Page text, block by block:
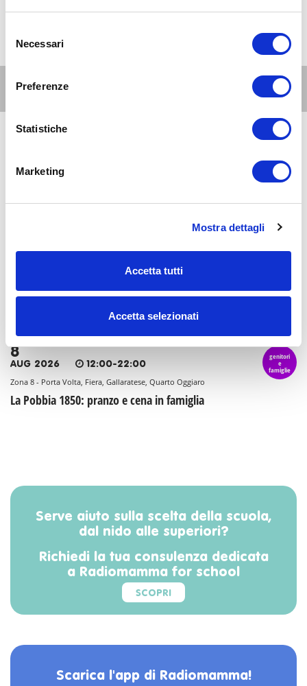
delNecessari
Preferenze
Statistiche
Marketing
Mostra dettagli
Accetta tutti
Accetta selezionati
Altri eventi per questa età
Zona 1 - Centro storico
famiglia
famiglie
8
Chernobyl 1986 - disastro, abbandono e rinascita -
mostra al Museo di Storia Naturale
genitori
8
AUG 2026 12:00-22:00
Zona 8 - Porta Volta, Fiera, Gallaratese, Quarto Oggiaro
La Pobbia 1850: pranzo e cena in famiglia
genitori
e
famiglie
Serve aiuto sulla scelta della scuola,
dal nido alle superiori?
Richiedi la tua consulenza dedicata
a Radiomamma for school
SCOPRI
Scarica l'app di Radiomamma!